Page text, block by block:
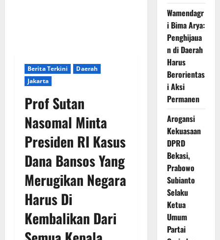
Berita Terkini
Daerah
Jakarta
Prof Sutan
Nasomal Minta
Presiden RI Kasus
Dana Bansos Yang
Merugikan Negara
Harus Di
Kembalikan Dari
Wamendagr
i Bima Arya:
Penghijaua
n di Daerah
Harus
Berorientas
i Aksi
Permanen
Arogansi
Kekuasaan
DPRD
Bekasi,
Prabowo
Subianto
Selaku
Ketua
Umum
Partai